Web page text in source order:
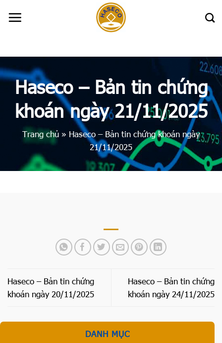
Haseco – Bản tin chứng
khoán ngày 21/11/2025
Trang chủ » Haseco – Bản tin chứng khoán ngày
21/11/2025
Haseco – Bản tin chứng
khoán ngày 20/11/2025
Haseco – Bản tin chứng
khoán ngày 24/11/2025
DANH MỤC